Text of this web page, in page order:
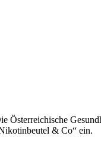
Österreichische
& Co“ ein.